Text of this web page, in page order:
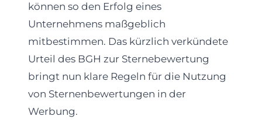
können so den Erfolg eines
Unternehmens maßgeblich
mitbestimmen. Das kürzlich verkündete
Urteil des BGH zur Sternebewertung
bringt nun klare Regeln für die Nutzung
von Sternenbewertungen in der
Werbung.